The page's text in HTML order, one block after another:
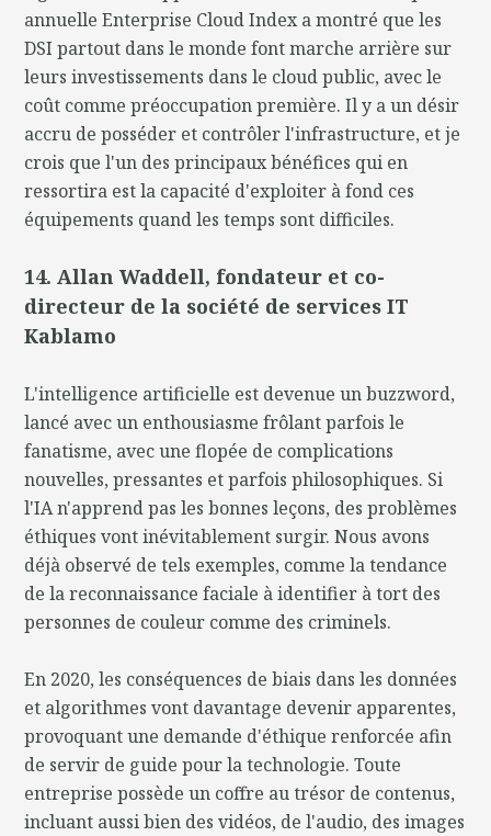
annuelle Enterprise Cloud Index a montré que les
DSI partout dans le monde font marche arrière sur
leurs investissements dans le cloud public, avec le
coût comme préoccupation première. Il y a un désir
accru de posséder et contrôler l'infrastructure, et je
crois que l'un des principaux bénéfices qui en
ressortira est la capacité d'exploiter à fond ces
équipements quand les temps sont difficiles.
14. Allan Waddell, fondateur et co-
directeur de la société de services IT
Kablamo
L'intelligence artificielle est devenue un buzzword,
lancé avec un enthousiasme frôlant parfois le
fanatisme, avec une flopée de complications
nouvelles, pressantes et parfois philosophiques. Si
l'IA n'apprend pas les bonnes leçons, des problèmes
éthiques vont inévitablement surgir. Nous avons
déjà observé de tels exemples, comme la tendance
de la reconnaissance faciale à identifier à tort des
personnes de couleur comme des criminels.
En 2020, les conséquences de biais dans les données
et algorithmes vont davantage devenir apparentes,
provoquant une demande d'éthique renforcée afin
de servir de guide pour la technologie. Toute
entreprise possède un coffre au trésor de contenus,
incluant aussi bien des vidéos, de l'audio, des images